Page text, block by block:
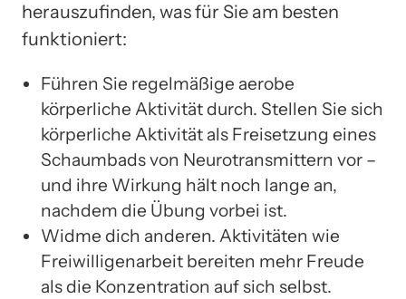
herauszufinden, was für Sie am besten
funktioniert:
Führen Sie regelmäßige aerobe
körperliche Aktivität durch. Stellen Sie sich
körperliche Aktivität als Freisetzung eines
Schaumbads von Neurotransmittern vor –
und ihre Wirkung hält noch lange an,
nachdem die Übung vorbei ist.
Widme dich anderen. Aktivitäten wie
Freiwilligenarbeit bereiten mehr Freude
als die Konzentration auf sich selbst.